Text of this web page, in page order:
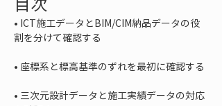
• ICT施工データとBIM/CIM納品データの役
•
• 三次元設計データと施工実績データの対応